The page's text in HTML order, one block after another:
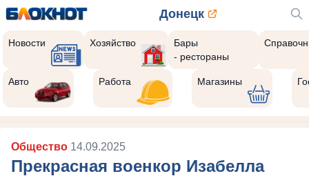
Донецк
Новости Хозяйство
Бары
- рестораны
Авто Работа Магазины
Общество 14.09.2025
Прекрасная военкор Изабелла